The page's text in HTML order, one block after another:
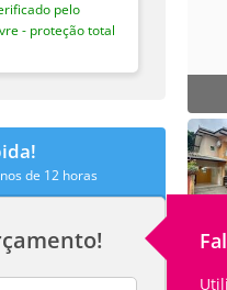
pelo
- proteção total
de 12 horas